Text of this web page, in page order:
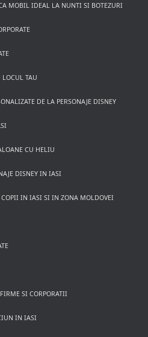
MOBIL IDEAL LA NUNTI SI BOTEZURI
TAU
DE LA PERSONAJE DISNEY
CU HELIU
DISNEY IN IASI
COPII IN IASI SI IN ZONA MOLDOVEI
SI CORPORATII
IN IASI